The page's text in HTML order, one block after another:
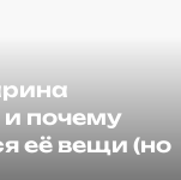
почему
её вещи (но